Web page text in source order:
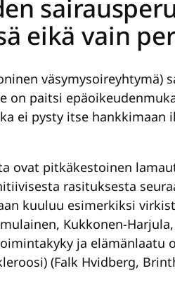
eikä vain
väsymysoireyhtymä)
on paitsi
ei pysty itse
ovat pitkäkestoinen
rasituksesta
kuuluu esimerkiksi
Kukkonen-
ja elämänlaatu
(Falk Hvidberg,